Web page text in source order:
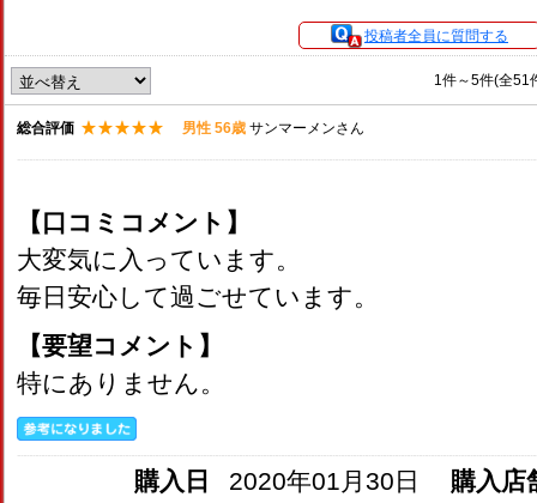
投稿者全員に質問する
1件～5件(全
総合評価 男性 56歳 サンマーメンさん
【口コミコメント】
大変気に入っています。
毎日安心して過ごせています。
【要望コメント】
特にありません。
購入日 2020年01月30日 購入店